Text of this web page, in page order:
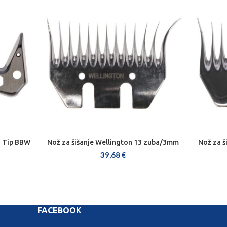
BBW DODAJ U KOŠARICU
Nož za šišanje Wellington 13 zuba/3mm
39,68€
Nož za
FACEBOOK